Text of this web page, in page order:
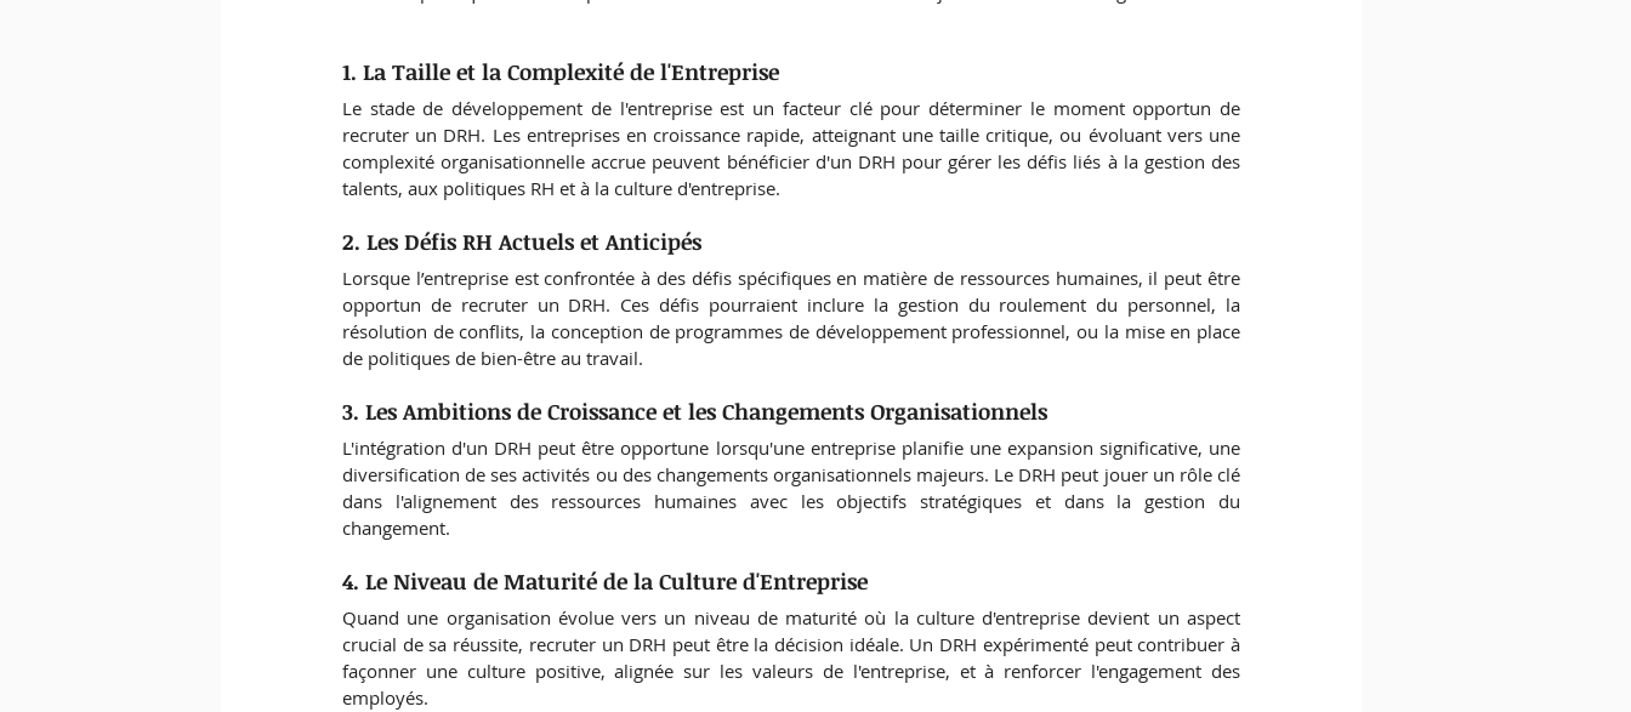
1. La Taille et la Complexité de l'Entreprise
Le stade de développement de l'entreprise est un facteur clé pour déterminer le moment opportun de
recruter un DRH. Les entreprises en croissance rapide, atteignant une taille critique, ou évoluant vers une
complexité organisationnelle accrue peuvent bénéficier d'un DRH pour gérer les défis liés à la gestion des
talents, aux politiques RH et à la culture d'entreprise.
2. Les Défis RH Actuels et Anticipés
Lorsque l’entreprise est confrontée à des défis spécifiques en matière de ressources humaines, il peut être
opportun de recruter un DRH. Ces défis pourraient inclure la gestion du roulement du personnel, la
résolution de conflits, la conception de programmes de développement professionnel, ou la mise en place
de politiques de bien-être au travail.
3. Les Ambitions de Croissance et les Changements Organisationnels
L'intégration d'un DRH peut être opportune lorsqu'une entreprise planifie une expansion significative, une
diversification de ses activités ou des changements organisationnels majeurs. Le DRH peut jouer un rôle clé
dans l'alignement des ressources humaines avec les objectifs stratégiques et dans la gestion du
changement.
4. Le Niveau de Maturité de la Culture d'Entreprise
Quand une organisation évolue vers un niveau de maturité où la culture d'entreprise devient un aspect
crucial de sa réussite, recruter un DRH peut être la décision idéale. Un DRH expérimenté peut contribuer à
façonner une culture positive, alignée sur les valeurs de l'entreprise, et à renforcer l'engagement des
employés.